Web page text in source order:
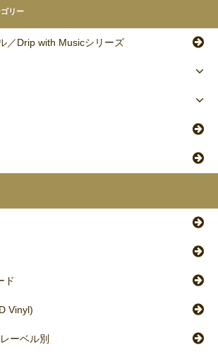
リー
／Drip with Musicシリーズ
ド
Vinyl)
ーベル別